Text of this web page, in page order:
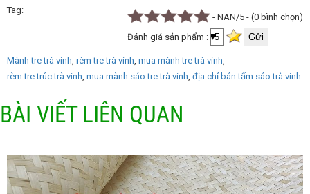
- NAN/5 - (0 bình chọn)
Đánh giá sản phẩm :
Tag
Mành tre trà vinh rèm tre trà vinh mua mành tre trà vinh
rèm tre trúc trà vinh mua mành sáo tre trà vinh địa chỉ bán tấm sáo trà vinh
BÀI VIẾT LIÊN QUAN